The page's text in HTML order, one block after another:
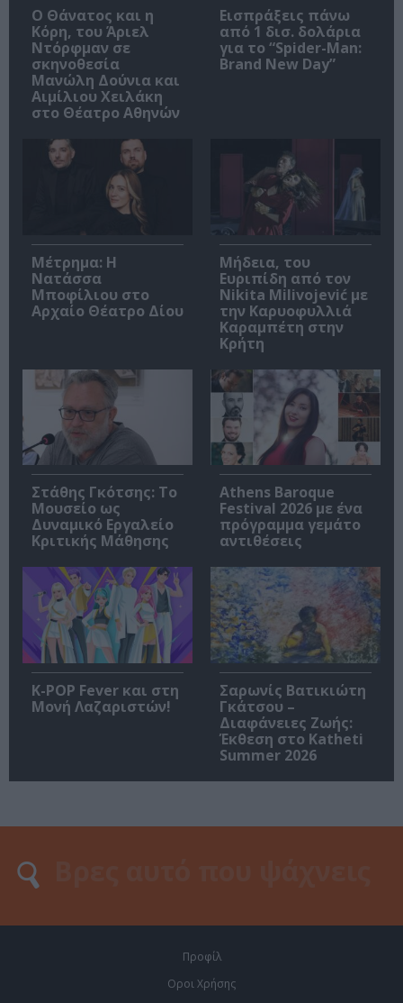
Ο Θάνατος και η
Κόρη, του Άριελ
Ντόρφμαν σε
σκηνοθεσία
Μανώλη Δούνια και
Αιμίλιου Χειλάκη
στο Θέατρο Αθηνών
Εισπράξεις πάνω
από 1 δισ. δολάρια
για το “Spider-Man:
Brand New Day”
Μέτρημα: Η
Νατάσσα
Μποφίλιου στο
Αρχαίο Θέατρο Δίου
Μήδεια, του
Ευριπίδη από τον
Nikita Milivojević με
την Καρυοφυλλιά
Καραμπέτη στην
Κρήτη
Στάθης Γκότσης: Το
Μουσείο ως
Δυναμικό Εργαλείο
Κριτικής Μάθησης
Athens Baroque
Festival 2026 με ένα
πρόγραμμα γεμάτο
αντιθέσεις
K-POP Fever και στη
Μονή Λαζαριστών!
Σαρωνίς Βατικιώτη
Γκάτσου –
Διαφάνειες Ζωής:
Έκθεση στο Katheti
Summer 2026
Προφίλ
Οροι Χρήσης